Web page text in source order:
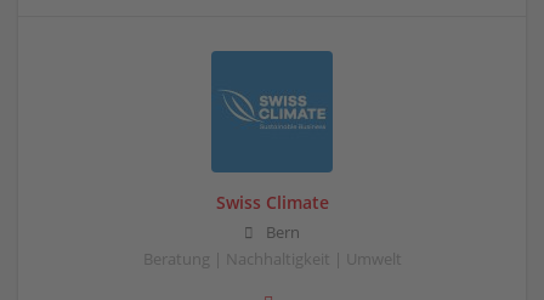
Swiss Climate
Bern
Beratung | Nachhaltigkeit | Umwelt